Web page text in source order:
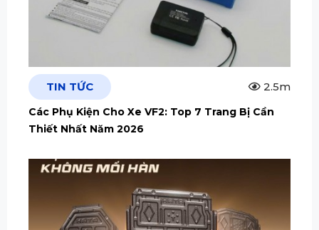
TIN TỨC 2.5m
Các Phụ Kiện Cho Xe VF2: Top 7 Trang Bị Cần
Thiết Nhất Năm 2026